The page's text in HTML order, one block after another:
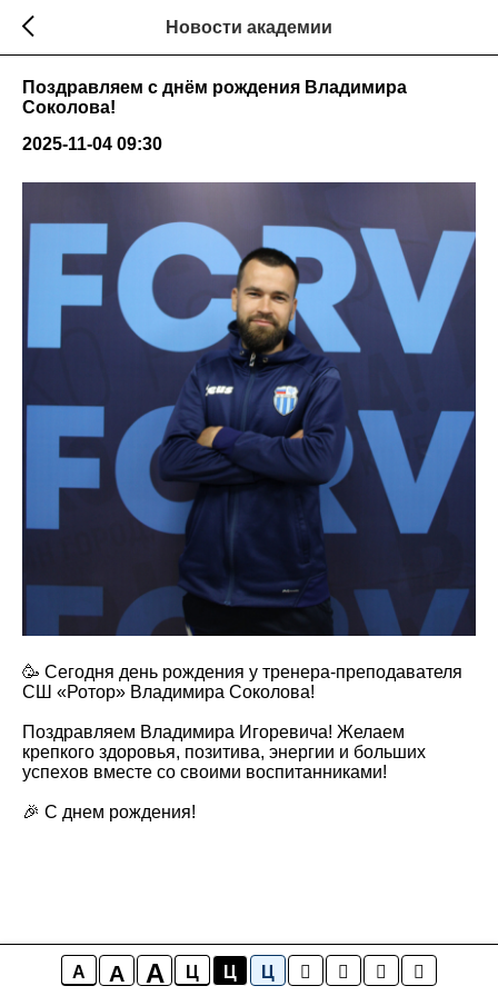
A A A Ц Ц Ц
Новости академии
Поздравляем с днём рождения Владимира
Соколова!
2025-11-04 09:30
🥳 Сегодня день рождения у тренера-преподавателя
СШ «Ротор» Владимира Соколова!
Поздравляем Владимира Игоревича! Желаем
крепкого здоровья, позитива, энергии и больших
успехов вместе со своими воспитанниками!
🎉 С днем рождения!